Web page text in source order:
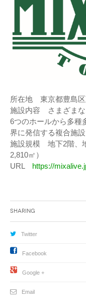
所在地 東京都豊島区
施設内容 さまざまな
6つのホールから多種
界に発信する複合施
施設規模 地下2階、
2,810㎡）
URL https://
Sharing
Twitter
Facebook
Google +
Email